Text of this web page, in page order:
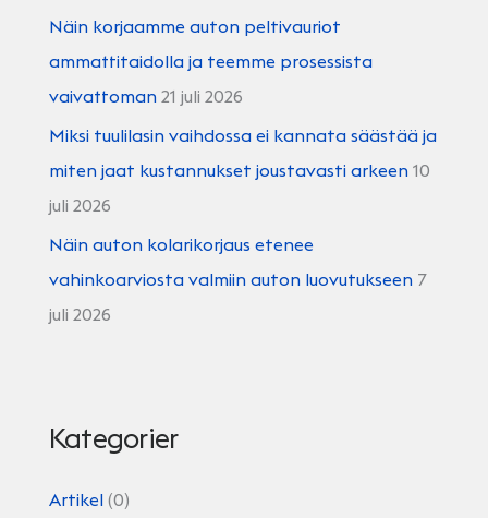
Näin korjaamme auton peltivauriot
ammattitaidolla ja teemme prosessista
vaivattoman 21 juli 2026
Miksi tuulilasin vaihdossa ei kannata säästää ja
miten jaat kustannukset joustavasti arkeen 10
juli 2026
Näin auton kolarikorjaus etenee
vahinkoarviosta valmiin auton luovutukseen 7
juli 2026
Kategorier
Artikel (0)